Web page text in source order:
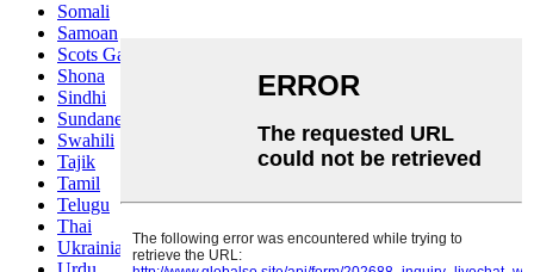
Somali
Samoan
Scots Gaelic
Shona
Sindhi
Sundanese
Swahili
Tajik
Tamil
Telugu
Thai
Ukrainian